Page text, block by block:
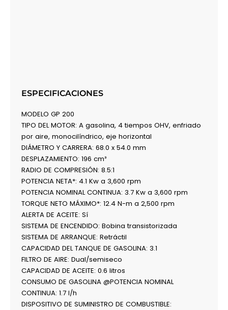
ESPECIFICACIONES
MODELO GP 200
TIPO DEL MOTOR: A gasolina, 4 tiempos OHV, enfriado
por aire, monocilíndrico, eje horizontal
DIÁMETRO Y CARRERA: 68.0 x 54.0 mm
DESPLAZAMIENTO: 196 cm³
RADIO DE COMPRESIÓN: 8.5:1
POTENCIA NETA*: 4.1 Kw a 3,600 rpm
POTENCIA NOMINAL CONTINUA: 3.7 Kw a 3,600 rpm
TORQUE NETO MÁXIMO*: 12.4 N-m a 2,500 rpm
ALERTA DE ACEITE: Sí
SISTEMA DE ENCENDIDO: Bobina transistorizada
SISTEMA DE ARRANQUE: Retráctil
CAPACIDAD DEL TANQUE DE GASOLINA: 3.1
FILTRO DE AIRE: Dual/semiseco
CAPACIDAD DE ACEITE: 0.6 litros
CONSUMO DE GASOLINA @POTENCIA NOMINAL
CONTINUA: 1.7 l/h
DISPOSITIVO DE SUMINISTRO DE COMBUSTIBLE: